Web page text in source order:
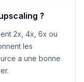
?
2x, 4x, 6x ou
les
a une bonne